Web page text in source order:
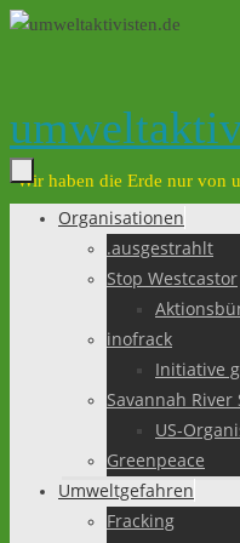
Zum
"Wir haben die Erde nur von
Zum
Organisationen
.ausgestrahlt
Stop Westcastor
inofrack
Initiative
Savannah River
US-
Greenpeace
Umweltgefahren
Fracking